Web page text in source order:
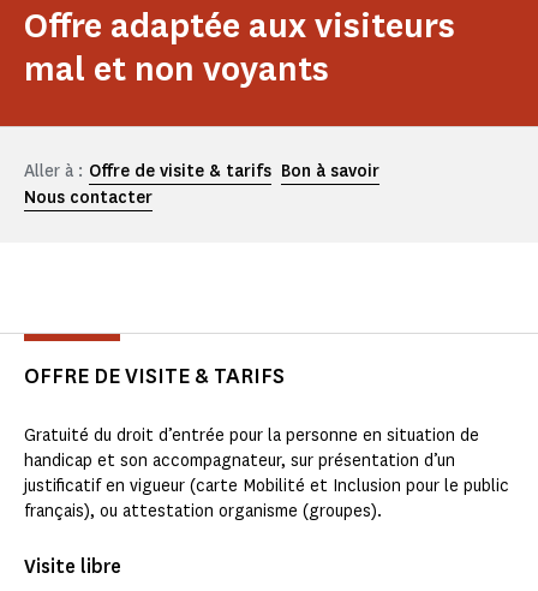
Offre adaptée aux visiteurs
mal et non voyants
Aller à : Offre de visite & tarifs Bon à savoir
Nous contacter
OFFRE DE VISITE & TARIFS
Gratuité du droit d’entrée pour la personne en situation de
handicap et son accompagnateur, sur présentation d’un
justificatif en vigueur (carte Mobilité et Inclusion pour le public
français), ou attestation organisme (groupes).
Visite libre